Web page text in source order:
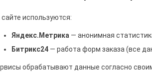
сайте используются:
Яндекс.Метрика — анонимная
Битрикс24— работа форм заказа (все
обрабатывают данные согласно